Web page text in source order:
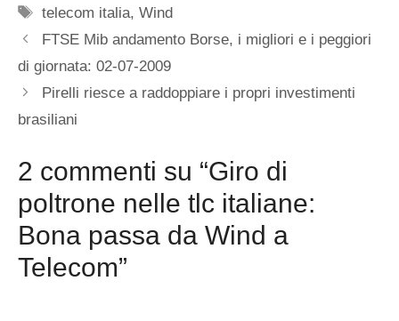
Tag
telecom italia,Wind
FTSE Mib andamento Borse, i migliori e i peggiori
di giornata: 02-07-2009
Pirelli riesce a raddoppiare i propri investimenti
brasiliani
2 commenti su “Giro di
poltrone nelle tlc italiane:
Bona passa da Wind a
Telecom”